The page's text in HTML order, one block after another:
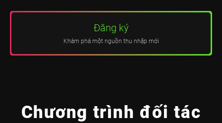
Đăng ký
Khám phá một nguồn thu nhập mới
Chương trình đối tác